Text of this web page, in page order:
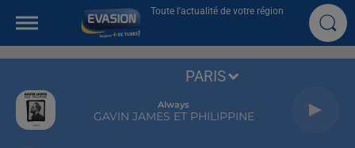
Toute l'actualité de votre région
Always
GAVIN JAMES ET PHILIPPINE
PARIS